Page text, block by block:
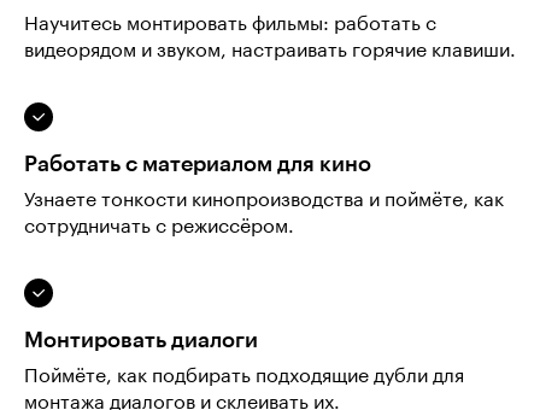
Научитесь монтировать фильмы: работать с
видеорядом и звуком, настраивать горячие клавиши.
Работать с материалом для кино
Узнаете тонкости кинопроизводства и поймёте, как
сотрудничать с режиссёром.
Монтировать диалоги
Поймёте, как подбирать подходящие дубли для
монтажа диалогов и склеивать их.